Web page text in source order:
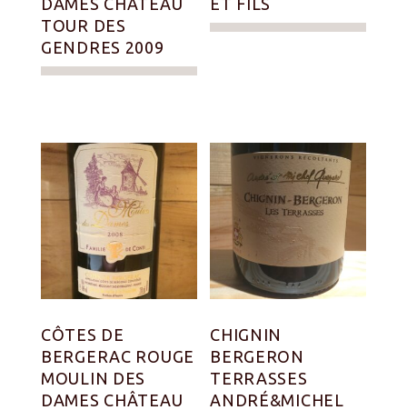
TOUR DES
GENDRES 2009
CÔTES DE
BERGERAC ROUGE
MOULIN DES
DAMES CHÂTEAU
CHIGNIN
BERGERON
TERRASSES
ANDRÉ&MICHEL